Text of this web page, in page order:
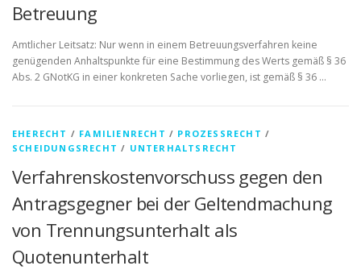
Betreuung
Amtlicher Leitsatz: Nur wenn in einem Betreuungsverfahren keine
genügenden Anhaltspunkte für eine Bestimmung des Werts gemäß § 36
Abs. 2 GNotKG in einer konkreten Sache vorliegen, ist gemäß § 36 …
EHERECHT / FAMILIENRECHT / PROZESSRECHT /
SCHEIDUNGSRECHT / UNTERHALTSRECHT
Verfahrenskostenvorschuss gegen den
Antragsgegner bei der Geltendmachung
von Trennungsunterhalt als
Quotenunterhalt